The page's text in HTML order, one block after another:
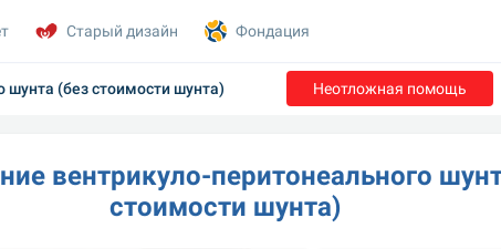
шунта (без стоимости шунта) Неотложная помощь
вентрикуло-перитонеального
стоимости шунта)
Старый дизайн Фондация